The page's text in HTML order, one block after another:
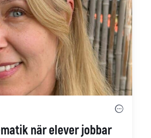
när elever jobbar